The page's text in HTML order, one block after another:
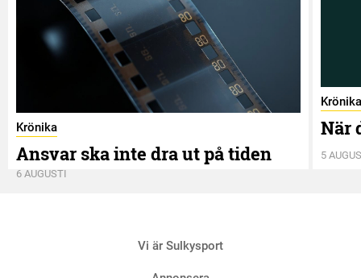
Krönika
Ansvar ska inte dra ut på tiden
6 AUGUSTI
Krönika
När
5
Vi är Sulkysport